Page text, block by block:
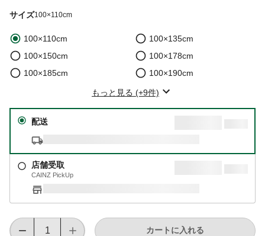
サイズ100×110cm
100×110cm
100×135cm
100×150cm
100×178cm
100×185cm
100×190cm
もっと見る (+9件)
配送
店舗受取
CAINZ PickUp
カートに入れる